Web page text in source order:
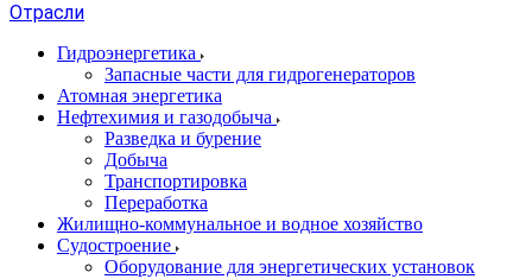
Отрасли
Гидроэнергетика
Запасные части для гидрогенераторов
Атомная энергетика
Нефтехимия и газодобыча
Разведка и бурение
Добыча
Транспортировка
Переработка
Жилищно-коммунальное и водное хозяйство
Судостроение
Оборудование для энергетических установок